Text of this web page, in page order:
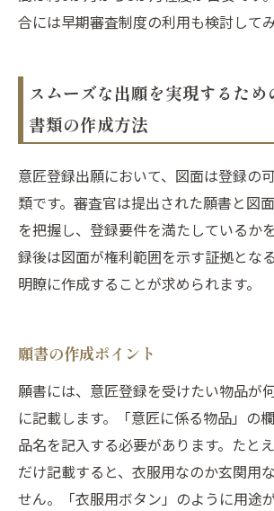
合には早期審査制度の利用も検討して
スムーズな出願を実現するため
書類の作成方法
意匠登録出願において、図面は登録の
類です。審査官は提出された願書と図
を把握し、登録要件を満たしているか
録後は図面が権利範囲を示す証拠とな
明瞭に作成することが求められます。
願書の作成ポイント
願書には、意匠登録を受けたい物品が
に記載します。「意匠に係る物品」の
品名を記入する必要があります。たと
だけ記載すると、衣服用なのか玄関用
せん。「衣服用ボタン」のように用途